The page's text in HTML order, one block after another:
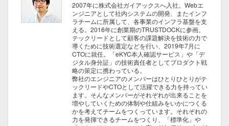
2007年に株式会社ガイアックスへ入社。Webエ
ンジニアとして社内システムの開発、またインフ
ラチームに所属して、各事業のインフラ基盤を支
える。2016年に創業期のTRUSTDOCKに参画。
テックリードとして顧客の課題解決を技術の力で
導くために技術選定などを行い、2019年7月に
CTOに就任。「eKYC本人確認サービス」や「デ
ジタル身分証」の技術責任者としてプロダクト戦
略の策定に携わっている。
弊社のエンジニアのメンバーはひとりひとりがテ
ックリードやCTOとして活躍できる力を持ってい
ます。そんなメンバーがそれぞれが出来ることを
増やしていくための体制や仕組みをいかにつくる
かを考えてチームをつくっています。それぞれの
力を発揮できるチームをつくり、「標準化」や